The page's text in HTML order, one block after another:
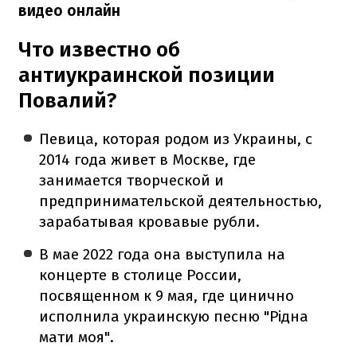
видео онлайн
Что известно об
антиукраинской позиции
Повалий?
Певица, которая родом из Украины, с
2014 года живет в Москве, где
занимается творческой и
предпринимательской деятельностью,
зарабатывая кровавые рубли.
В мае 2022 года она выступила на
концерте в столице России,
посвященном к 9 мая, где цинично
исполнила украинскую песню "Рідна
мати моя".